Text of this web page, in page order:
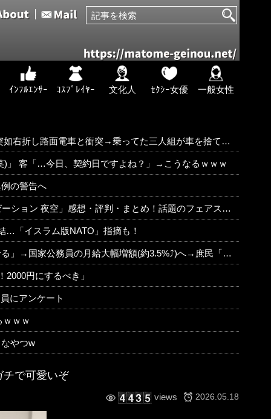
ｲﾝﾌﾙｴﾝｻｰ ｺｽﾌﾟﾚｲﾔｰ 文化人 ｾｸｼｰ女優 一般女性
面電車と衝突→乗ってた三人組が車を捨て逃走ｗｗｗｗｗｗ
)」 客「…今日、契約日ですよね？」→こうなるｗｗｗ
の警告へ
まとめ！話題のフェアスタート、原作ファンから評価されてる演出はどうよ！？
…「イスラム版NATO」指摘も！
公務員の月給大幅増額(約3.5%⤴)へ→庶民「え、ワイらは❓」
円にするべき」
にアンケート
ｗｗｗ
やつw
チで可愛いぞ
views 2026.05.18